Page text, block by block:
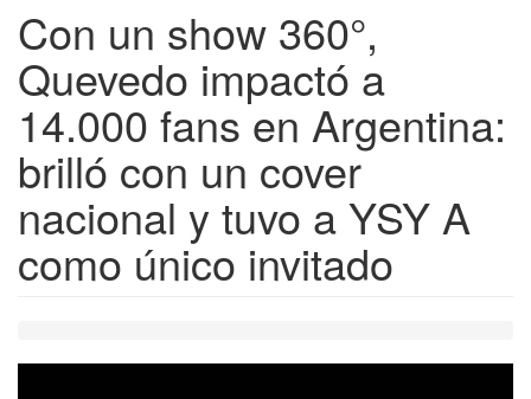
Con un show 360°,
Quevedo impactó a
14.000 fans en Argentina:
brilló con un cover
nacional y tuvo a YSY A
como único invitado